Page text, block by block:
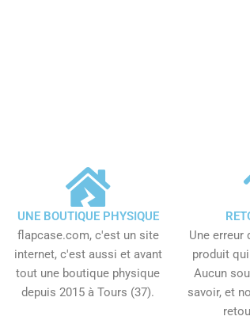
UNE BOUTIQUE PHYSIQUE
flapcase.com, c'est un site
internet, c'est aussi et avant
tout une boutique physique
depuis 2015 à Tours (37).
Une erreur
produit
Aucun
savoir, et